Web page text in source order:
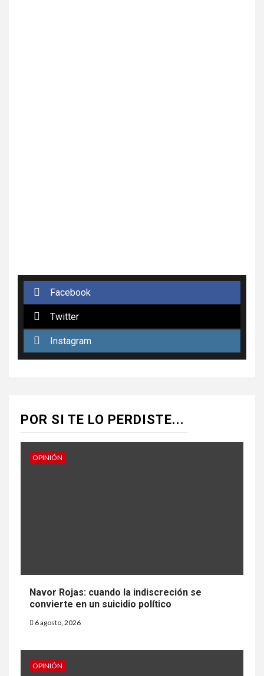
Facebook
Twitter
Instagram
POR SI TE LO PERDISTE...
OPINIÓN
Navor Rojas: cuando la indiscreción se
convierte en un suicidio político
6 agosto, 2026
OPINIÓN